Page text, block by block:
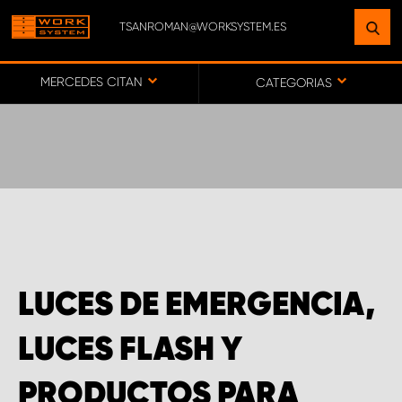
TSANROMAN@WORKSYSTEM.ES
MERCEDES CITAN CATEGORIAS
LUCES DE EMERGENCIA,
LUCES FLASH Y
ENCUENTRE UNA INSTALACIÓN
CERCA DE USTED